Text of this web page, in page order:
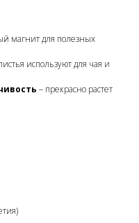
магнит для полезных
используют для чая и
– прекрасно растет